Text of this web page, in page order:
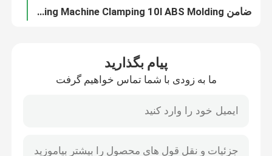
دستگاه قالب گیری دمشی اکستروژن
ماشین قالب گیری دمشی اتوماتیک
دستگاه قالب گیری دمشی بطری پلاستیکی
بطری پلاستیکی روغن ماشین قالب گیری 4 لایه بطری پلی اتیلن 10 لیتری
پیام بگذارید
ما به زودی با شما تماس خواهیم گرفت